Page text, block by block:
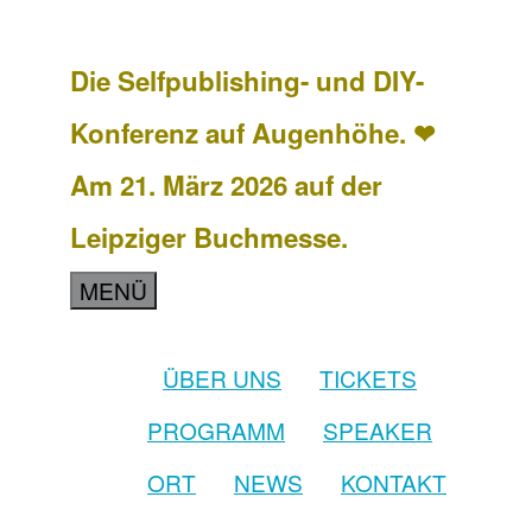
Die Selfpublishing- und DIY-
Konferenz auf Augenhöhe. ❤
Am 21. März 2026 auf der
Leipziger Buchmesse.
MENÜ
ÜBER UNS
TICKETS
PROGRAMM
SPEAKER
ORT
NEWS
KONTAKT